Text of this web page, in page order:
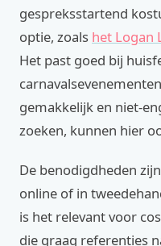
gespreksstartend
optie, zoals het Logan
Het past goed bij
gemakkelijk en niet-
zoeken, kunnen hier
De benodigdheden
online of in
is het relevant voor
die graag referenties